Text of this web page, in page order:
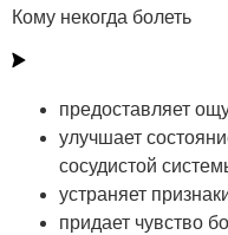
Кому некогда болеть
предоставляет
улучшает
сосудистой
устраняет
придает чувство